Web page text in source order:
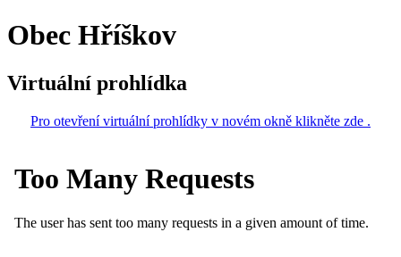
Obec Hříškov
Virtuální prohlídka
Pro otevření virtuální prohlídky v novém okně klikněte zde .